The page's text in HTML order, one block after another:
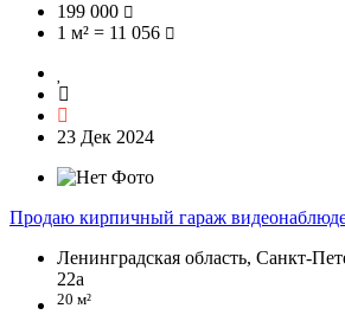
199 000
1 м² = 11 056
23 Дек 2024
Продаю кирпичный гараж
Ленинградская область, Санкт-
22а
20 м²